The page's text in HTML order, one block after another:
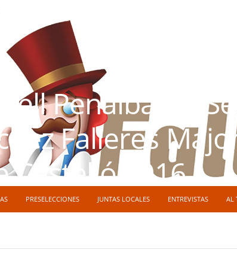
PRESELECCIONES JUNTAS LOCALES ENTREVISTAS AL
Penalba i la
Falleres
Castelló 2016